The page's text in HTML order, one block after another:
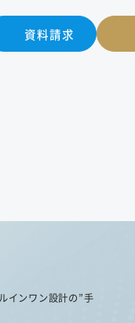
資料請求
インワン設計の”手